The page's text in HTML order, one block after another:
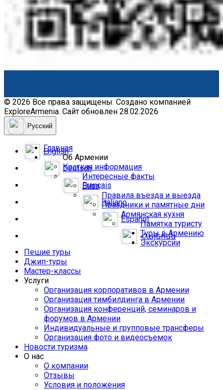
© 2026 Все права защищены. Создано компанией
ExploreArmenia. Сайт обновлен 28.02.2026
Русский
English
Deutsch
Français
Italiano
Español
Հայերեն
Главная
Об Армении
Краткая информация
Интересные факты
Виза
Правила въезда и выезда
Праздники и памятные дни
Армянская кухня
Памятка туристу
Туры в Армению
Экскурсии
Пешие туры
Джип-туры
Мастер-классы
Услуги
Организация корпоративов в Армении
Организация тимбилдинга в Армении
Организация конференций, семинаров и
форумов в Армении
Индивидуальные и групповые трансферы
Организация фото и видеосъемок
Новости туризма
О нас
О компании
Отзывы
Условия и положения